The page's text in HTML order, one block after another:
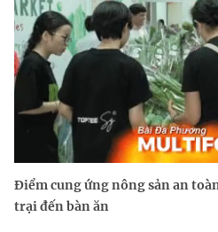
Điểm cung ứng nông sản an
trại đến bàn ăn